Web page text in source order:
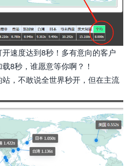
速度达到8秒！多有意向的客户
8秒，谁愿意等你啊？！
，不敢说全世界秒开，但在主流